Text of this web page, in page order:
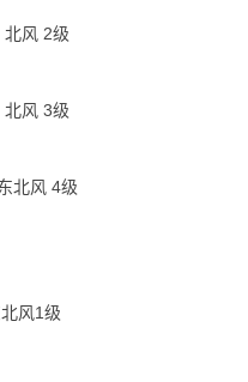
北风 2级
北风 3级
北风 4级
风1级